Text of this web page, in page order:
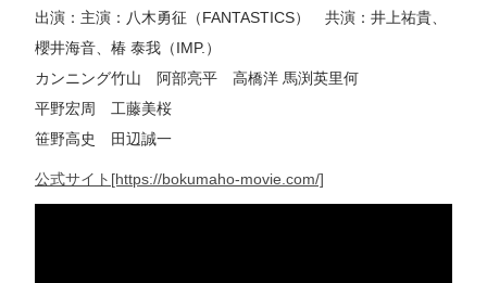
出演：主演：八木勇征（FANTASTICS） 共演：井上祐貴、
櫻井海音、椿 泰我（IMP.）
カンニング竹山 阿部亮平 高橋洋 馬渕英里何
平野宏周 工藤美桜
笹野高史 田辺誠一
公式サイト[https://bokumaho-movie.com/]